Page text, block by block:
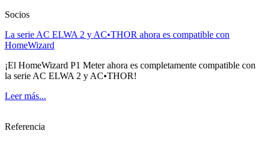
Socios
La serie AC ELWA 2 y AC•THOR ahora es compatible con
HomeWizard
¡El HomeWizard P1 Meter ahora es completamente compatible con
la serie AC ELWA 2 y AC•THOR!
Leer más...
Referencia